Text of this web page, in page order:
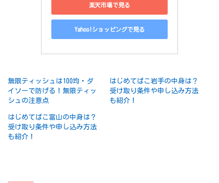
楽天市場で見る
Yahoo!ショッピングで見る
無限ティッシュは100均・ダ
イソーで防げる！無限ティッ
シュの注意点
はじめてばこ岩手の中身は？
受け取り条件や申し込み方法
も紹介！
はじめてばこ富山の中身は？
受け取り条件や申し込み方法
も紹介！